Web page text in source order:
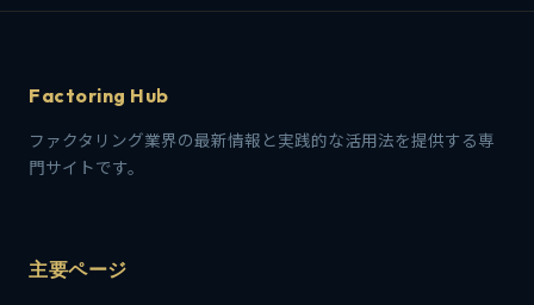
Factoring Hub
ファクタリング業界の最新情報と実践的な活用法を提供する専
門サイトです。
主要ページ